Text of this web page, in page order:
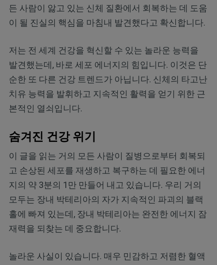
든 사람이 앓고 있는 신체 질환에서 회복하는 데 도움
이 될 진실의 핵심을 마침내 발견했다고 확신합니다.
저는 전 세계 건강을 혁신할 수 있는 놀라운 능력을
발견했는데, 바로 세포 에너지의 힘입니다. 이것은 단
순한 또 다른 건강 트렌드가 아닙니다. 신체의 타고난
치유 능력을 발휘하고 지속적인 활력을 얻기 위한 근
본적인 열쇠입니다.
숨겨진 건강 위기
이 글을 읽는 거의 모든 사람이 질병으로부터 회복되
고 손상된 세포를 재생하고 복구하는 데 필요한 에너
지의 약 3분의 1만 만들어 내고 있습니다. 우리 거의
모두는 장내 박테리아의 자가 지속적인 파괴의 블랙
홀에 빠져 있는데, 장내 박테리아는 완전한 에너지 잠
재력을 되찾는 데 중요합니다.
놀라운 사실이 있습니다. 매우 민감하고 저렴한 혈액